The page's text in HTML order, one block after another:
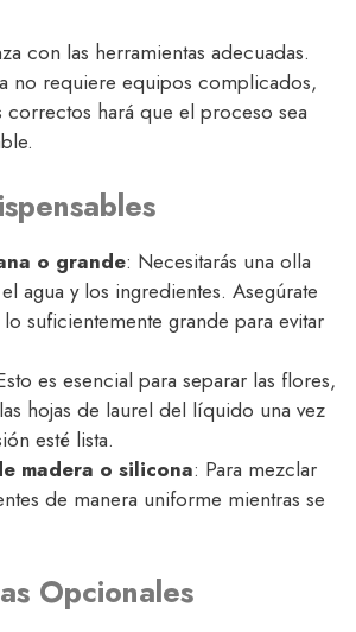
con las herramientas adecuadas.
no requiere equipos complicados,
correctos hará que el proceso sea
o grande: Necesitarás una olla
agua y los ingredientes. Asegúrate
suficientemente grande para evitar
es esencial para separar las flores,
hojas de laurel del líquido una vez
esté lista.
madera o silicona: Para mezclar
de manera uniforme mientras se
Opcionales